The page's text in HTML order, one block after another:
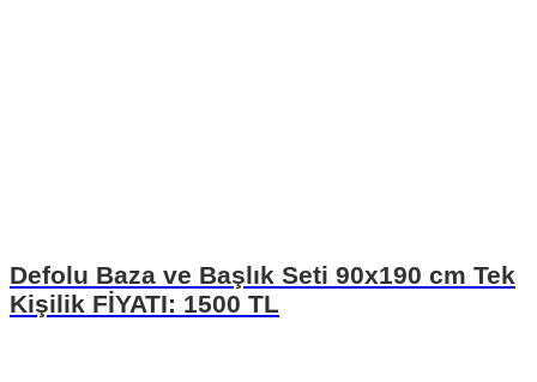
Defolu Baza ve Başlık Seti 90x190 cm Tek
Kişilik FİYATI: 1500 TL